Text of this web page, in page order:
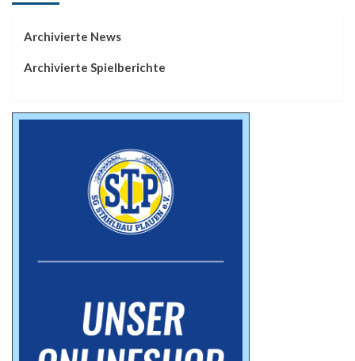
Archivierte News
Archivierte Spielberichte